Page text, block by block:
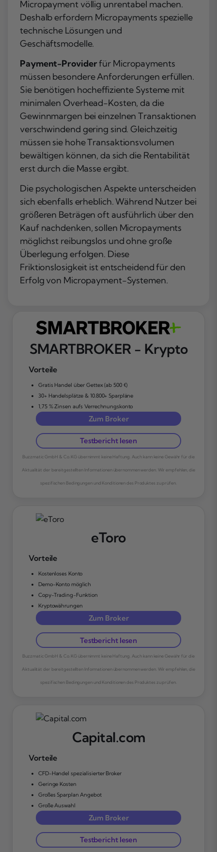
Micropayment völlig unrentabel machen.
Deshalb erfordern Micropayments spezielle
technische Lösungen und
Geschäftsmodelle.
Payment-Providerfür Micropayments
müssen besondere Anforderungen erfüllen.
Sie benötigen hocheffiziente Systeme mit
minimalen Overhead-Kosten, da die
Gewinnmargen bei einzelnen Transaktionen
verschwindend gering sind. Gleichzeitig
müssen sie hohe Transaktionsvolumen
bewältigen können, da sich die Rentabilität
erst durch die Masse ergibt.
Die psychologischen Aspekte unterscheiden
sich ebenfalls erheblich. Während Nutzer bei
größeren Beträgen oft ausführlich über den
Kauf nachdenken, sollen Micropayments
möglichst reibungslos und ohne große
Überlegung erfolgen. Diese
Friktionslosigkeit ist entscheidend für den
Erfolg von Micropayment-Systemen.
SMARTBROKER - Krypto
Vorteile
Gratis Handel über Gettex (ab 500 €)
30+ Handelsplätze & 10.800+ Sparpläne
1,75 % Zinsen aufs Verrechnungskonto
Zum Broker
Testbericht lesen
Buzzmatic GmbH & Co. KG übernimmt keine Haftung. Auch kann keine Gewähr für die
Aktualität der bereitgestellten Informationen übernommen werden. Wir empfehlen, die
spezifischen Bedingungen und Konditionen des Produktes zu prüfen.
eToro
Vorteile
Kostenloses Konto
Demo-Konto möglich
Copy-Trading-Funktion
Kryptowährungen
Zum Broker
Testbericht lesen
Buzzmatic GmbH & Co. KG übernimmt keine Haftung. Auch kann keine Gewähr für die
Aktualität der bereitgestellten Informationen übernommen werden. Wir empfehlen, die
spezifischen Bedingungen und Konditionen des Produktes zu prüfen.
Capital.com
Vorteile
CFD-Handel spezialisierter Broker
Geringe Kosten
Großes Sparplan Angebot
Große Auswahl
Zum Broker
Testbericht lesen